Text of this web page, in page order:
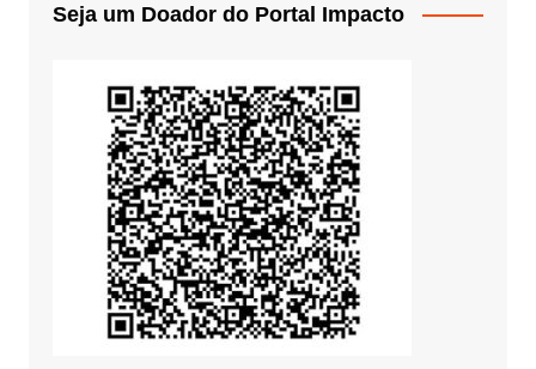
Seja um Doador do Portal Impacto